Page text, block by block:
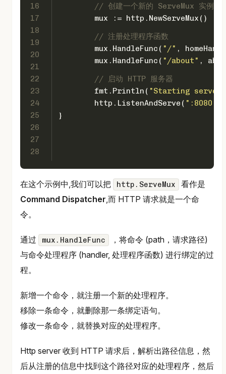
16
17
18
19
20
21
22
23
24
25
26
27
28
// 创建一个新的 ServeMux 实例
	mux := http.NewServeMux()
// 注册处理程序函数
	mux.HandleFunc(
"/" ,
	mux.HandleFunc(
"/about" ,
// 启动 HTTP 服务器
	fmt.Println(
"Starting server
	http.ListenAndServe(
":8080"
}
在这个示例中,我们可以把 http.ServeMux
看作是
Command Dispatcher,而 HTTP 请求就是一个命
令。
通过 mux.HandleFunc
，将命令 (path，请求路径)
与命令处理程序 (handler, 处理程序函数) 进行绑定的过
程。
新增一个命令，就注册一个新的处理程序。
移除一条命令，就删除那一条绑定语句。
修改一条命令，就替换对应的处理程序。
Http server 收到 HTTP 请求后，解析出路径信息，然
后从注册的信息中找到这个路径对应的处理程序，然后